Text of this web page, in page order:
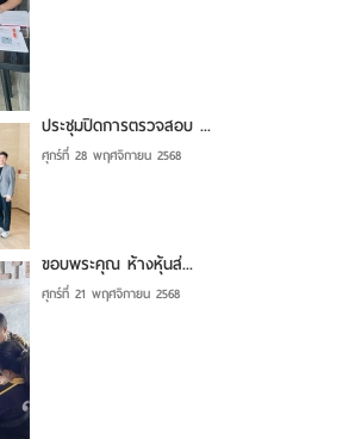
ประชุมปิดการตรวจสอบ ...
ศุกร์ที่ 28 พฤศจิกายน 2568
ขอบพระคุณ ห้างหุ้นส่...
ศุกร์ที่ 21 พฤศจิกายน 2568